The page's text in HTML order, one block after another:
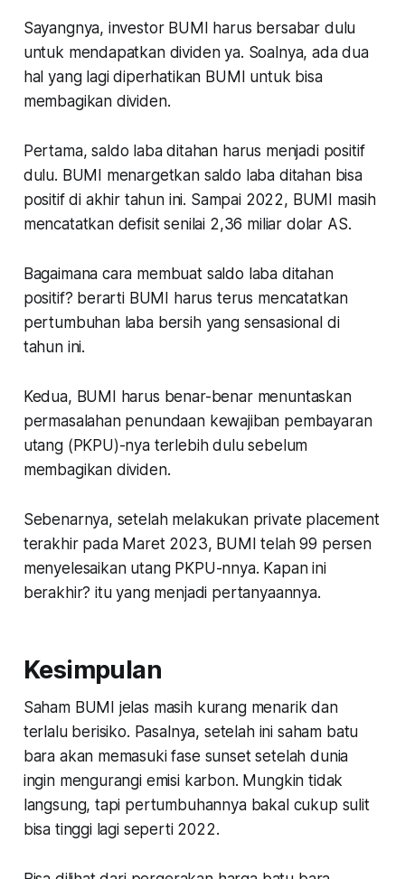
Sayangnya, investor BUMI harus bersabar dulu
untuk mendapatkan dividen ya. Soalnya, ada dua
hal yang lagi diperhatikan BUMI untuk bisa
membagikan dividen.
Pertama,saldo laba ditahan harus menjadi positif
dulu. BUMI menargetkan saldo laba ditahan bisa
positif di akhir tahun ini. Sampai 2022, BUMI masih
mencatatkan defisit senilai 2,36 miliar dolar AS.
Bagaimana cara membuat saldo laba ditahan
positif? berarti BUMI harus terus mencatatkan
pertumbuhan laba bersih yang sensasional di
tahun ini.
Kedua, BUMI harus benar-benar menuntaskan
permasalahan penundaan kewajiban pembayaran
utang (PKPU)-nya terlebih dulu sebelum
membagikan dividen.
Sebenarnya, setelah melakukan private placement
terakhir pada Maret 2023, BUMI telah 99 persen
menyelesaikan utang PKPU-nnya. Kapan ini
berakhir? itu yang menjadi pertanyaannya.
Kesimpulan
Saham BUMI jelas masih kurang menarik dan
terlalu berisiko. Pasalnya, setelah ini saham batu
bara akan memasuki fase sunsetsetelah dunia
ingin mengurangi emisi karbon. Mungkin tidak
langsung, tapi pertumbuhannya bakal cukup sulit
bisa tinggi lagi seperti 2022.